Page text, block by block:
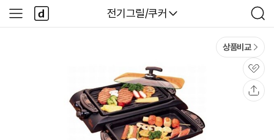
다나와
전기그릴/쿠커
검
색
사
이
다
나
와
상품비교
관
심